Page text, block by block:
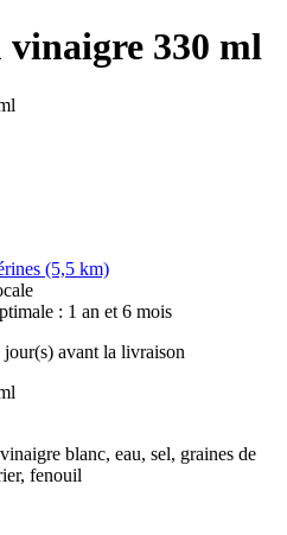
330 ml
(5,5 km)
: 1 an et 6 mois
jour(s) avant la livraison
blanc, eau, sel, graines de
fenouil